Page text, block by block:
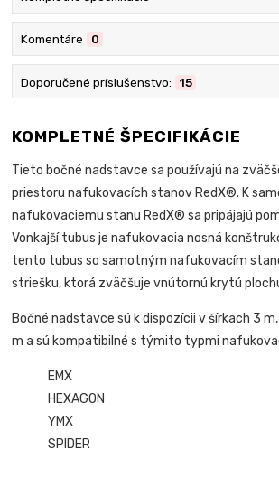
Komentáre 0
Doporučené príslušenstvo: 15
KOMPLETNÉ ŠPECIFIKÁCIE
Tieto bočné nadstavce sa používajú na
priestoru nafukovacích stanov RedX®. K
nafukovaciemu stanu RedX® sa pripájajú
Vonkajší tubus je nafukovacia nosná
tento tubus so samotným nafukovacím
striešku, ktorá zväčšuje vnútornú krytú
Bočné nadstavce sú k dispozícii v šírkach 3
m a sú kompatibilné s týmito typmi
EMX
HEXAGON
YMX
SPIDER